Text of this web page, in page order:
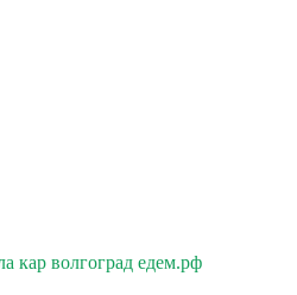
кар волгоград едем.рф